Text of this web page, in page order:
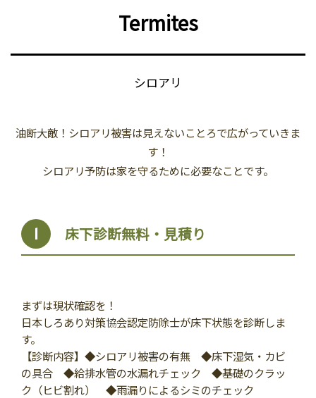
Termites
シロアリ
油断大敵！シロアリ被害は見えないことろで広がっていきま
す！
シロアリ予防は家を守るために必要なことです。
1 床下診断無料・見積り
まずは現状確認を！
日本しろあり対策協会認定防除士が床下状態を診断しま
す。
【診断内容】◆シロアリ被害の有無 ◆床下湿気・カビ
の具合 ◆給排水管の水漏れチェック ◆基礎のクラッ
ク（ヒビ割れ） ◆雨漏りによるシミのチェック